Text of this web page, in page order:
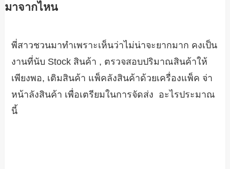
มาจากไหน
พี่สาวชวนมาทำเพราะเห็นว่าไม่น่าจะยากมาก คงเป็น
งานที่นับ Stock สินค้า , ตรวจสอบปริมาณสินค้าให้
เพียงพอ, เติมสินค้า แพ็คลังสินค้าด้วยเครื่องแพ็ค จ่า
หน้าลังสินค้า เพื่อเตรียมในการจัดส่ง อะไรประมาณ
นี้